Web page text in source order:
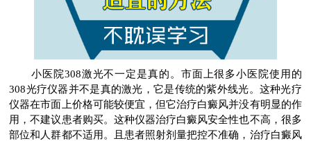
小医院308激光不一定是真的。市面上很多小医院使用的
308光疗仪器并不是真的激光，它是传统的紫外线光。这种光疗
仪器在市面上价格可能较便宜，但它治疗白癜风并没有明显的作
用，不建议患者购买。这种仪器治疗白癜风安全性也不高，很多
部位和人群都不适用。且患者照射剂量把控不准确，治疗白癜风